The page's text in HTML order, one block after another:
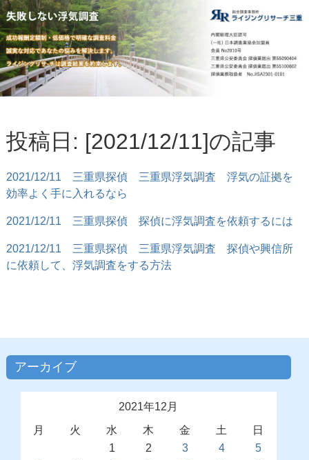
投稿日: [2021/12/11]の記事
2021/12/11
三重県探偵 三重県浮気調査 浮気の証拠を
効率よく手に入れるなら
2021/12/11 三重県探偵 探偵に浮気調査を依頼するには
2021/12/11
三重県探偵 三重県浮気調査 探偵や興信所
に依頼して、浮気調査をする方法
アーカイブ
2021年12月
月
火 水 木 金 土
日
1
2 3 4
5